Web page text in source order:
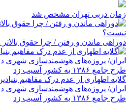
زمان دربی تهران مشخص شد
دوراهی ماندن و رفتن / چرا حقوق
گلایه اطهاری از عدم درک مفاهیم
ایران/ پروژه‌های هوشمندسازی شهری
طرح جامع ۱۳۸۶ به کشور آسیب زد